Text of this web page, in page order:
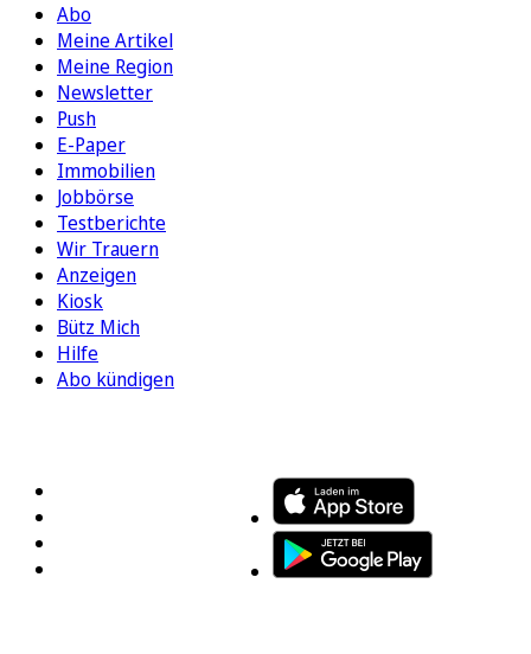
Abo
Meine Artikel
Meine Region
Newsletter
Push
E-Paper
Immobilien
Jobbörse
Testberichte
Wir Trauern
Anzeigen
Kiosk
Bütz Mich
Hilfe
Abo kündigen